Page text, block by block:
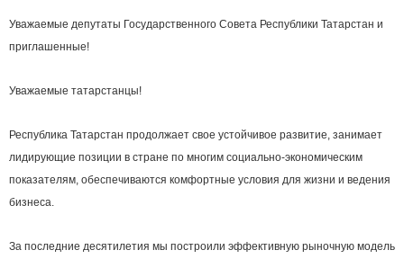
Уважаемые депутаты Государственного Совета Республики Татарстан и
приглашенные!
Уважаемые татарстанцы!
Республика Татарстан продолжает свое устойчивое развитие, занимает
лидирующие позиции в стране по многим социально-экономическим
показателям, обеспечиваются комфортные условия для жизни и ведения
бизнеса.
За последние десятилетия мы построили эффективную рыночную модель